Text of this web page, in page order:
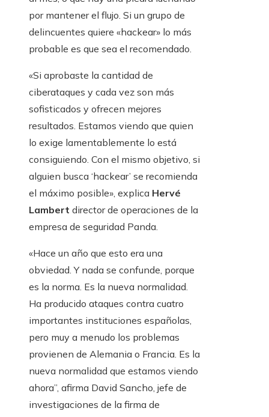
por mantener el flujo. Si un grupo de
delincuentes quiere «hackear» lo más
probable es que sea el recomendado.
«Si aprobaste la cantidad de
ciberataques y cada vez son más
sofisticados y ofrecen mejores
resultados. Estamos viendo que quien
lo exige lamentablemente lo está
consiguiendo. Con el mismo objetivo, si
alguien busca ‘hackear’ se recomienda
el máximo posible», explica Hervé
Lambert director de operaciones de la
empresa de seguridad Panda.
«Hace un año que esto era una
obviedad. Y nada se confunde, porque
es la norma. Es la nueva normalidad.
Ha producido ataques contra cuatro
importantes instituciones españolas,
pero muy a menudo los problemas
provienen de Alemania o Francia. Es la
nueva normalidad que estamos viendo
ahora”, afirma David Sancho, jefe de
investigaciones de la firma de